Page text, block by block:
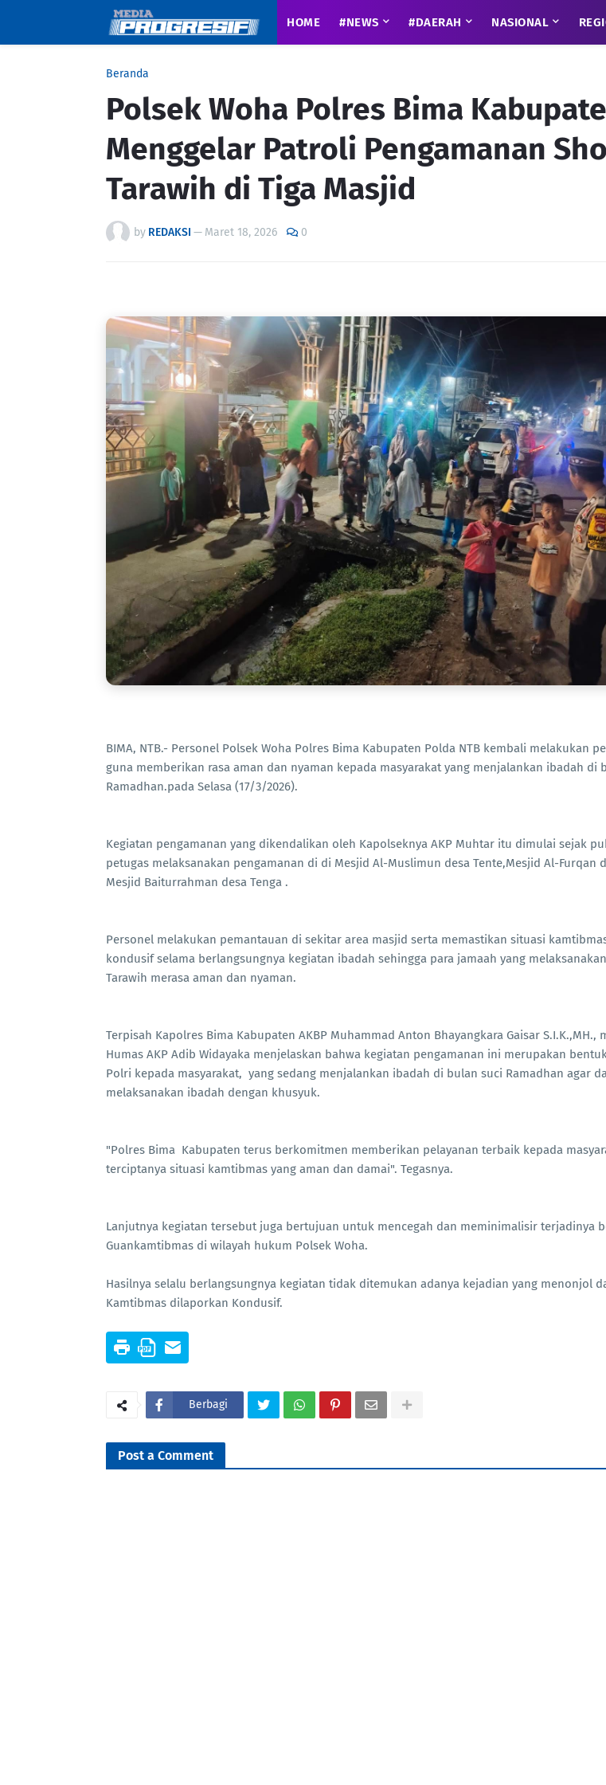
HOME #NEWS #DAERAH NASIONAL
Beranda
Polsek Woha Polres Bima
Menggelar Patroli Pengamanan
Tarawih di Tiga Masjid
by REDAKSI — Maret 18, 2026 0
BIMA, NTB.- Personel Polsek Woha Polres Bima Kabupaten Polda NTB kembali melakukan
guna memberikan rasa aman dan nyaman kepada masyarakat yang menjalankan ibadah di
Ramadhan.pada Selasa (17/3/2026).
Kegiatan pengamanan yang dikendalikan oleh Kapolseknya AKP Muhtar itu dimulai sejak
petugas melaksanakan pengamanan di di Mesjid Al-Muslimun desa Tente,Mesjid Al-Furqan
Mesjid Baiturrahman desa Tenga .
Personel melakukan pemantauan di sekitar area masjid serta memastikan situasi
kondusif selama berlangsungnya kegiatan ibadah sehingga para jamaah yang
Tarawih merasa aman dan nyaman.
Terpisah Kapolres Bima Kabupaten AKBP Muhammad Anton Bhayangkara Gaisar S.I.K.,MH.,
Humas AKP Adib Widayaka menjelaskan bahwa kegiatan pengamanan ini merupakan
Polri kepada masyarakat, yang sedang menjalankan ibadah di bulan suci Ramadhan agar
melaksanakan ibadah dengan khusyuk.
"Polres Bima Kabupaten terus berkomitmen memberikan pelayanan terbaik kepada
terciptanya situasi kamtibmas yang aman dan damai". Tegasnya.
Lanjutnya kegiatan tersebut juga bertujuan untuk mencegah dan meminimalisir terjadinya
Guankamtibmas di wilayah hukum Polsek Woha.
Hasilnya selalu berlangsungnya kegiatan tidak ditemukan adanya kejadian yang menonjol
Kamtibmas dilaporkan Kondusif.
Berbagi
Post a Comment